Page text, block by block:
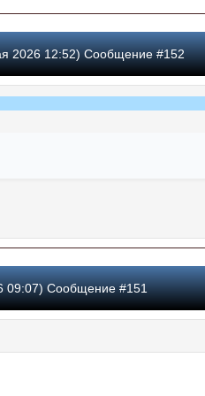
2026 12:52) Сообщение #152
09:07) Сообщение #151